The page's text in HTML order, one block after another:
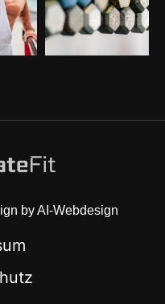
by AI-Webdesign